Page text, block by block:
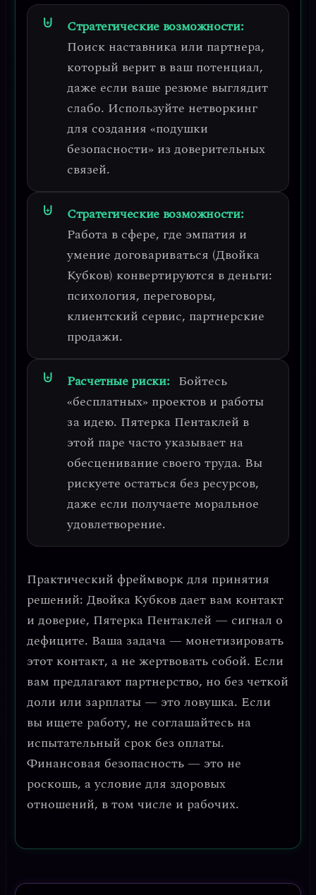
Стратегические возможности:
Поиск наставника или партнера,
который верит в ваш потенциал,
даже если ваше резюме выглядит
слабо. Используйте нетворкинг
для создания «подушки
безопасности» из доверительных
связей.
Стратегические возможности:
Работа в сфере, где эмпатия и
умение договариваться (Двойка
Кубков) конвертируются в деньги:
психология, переговоры,
клиентский сервис, партнерские
продажи.
Расчетные риски: Бойтесь
«бесплатных» проектов и работы
за идею. Пятерка Пентаклей в
этой паре часто указывает на
обесценивание своего труда. Вы
рискуете остаться без ресурсов,
даже если получаете моральное
удовлетворение.
Практический фреймворк для принятия
решений: Двойка Кубков дает вам контакт
и доверие, Пятерка Пентаклей — сигнал о
дефиците. Ваша задача — монетизировать
этот контакт, а не жертвовать собой. Если
вам предлагают партнерство, но без четкой
доли или зарплаты — это ловушка. Если
вы ищете работу, не соглашайтесь на
испытательный срок без оплаты.
Финансовая безопасность — это не
роскошь, а условие для здоровых
отношений, в том числе и рабочих.